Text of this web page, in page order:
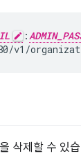
:
v1/
삭제할 수 있